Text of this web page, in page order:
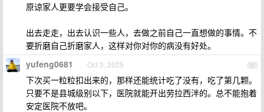
原谅家人更要学会接受自己。
出去走走，出去认识一些人，去做之前自己一直想做的事情。不
要折磨自己折磨家人，这样对你对你的病没有好处。
35
yufeng0681 Oct 3, 2025
下次买一粒粒扣出来的，那样还能统计吃了没有，吃了第几颗。
只要不是县城级别以下，医院就能开出劳拉西泮的。总不能抱着
安定医院不放吧。